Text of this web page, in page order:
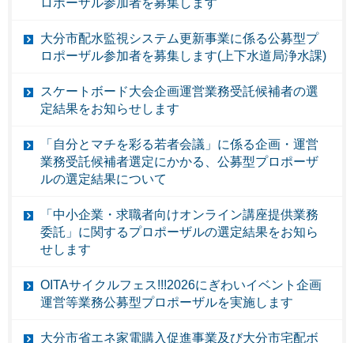
ロポーザル参加者を募集します
大分市配水監視システム更新事業に係る公募型プ
ロポーザル参加者を募集します(上下水道局浄水課)
スケートボード大会企画運営業務受託候補者の選
定結果をお知らせします
「自分とマチを彩る若者会議」に係る企画・運営
業務受託候補者選定にかかる、公募型プロポーザ
ルの選定結果について
「中小企業・求職者向けオンライン講座提供業務
委託」に関するプロポーザルの選定結果をお知ら
せします
OITAサイクルフェス!!!2026にぎわいイベント企画
運営等業務公募型プロポーザルを実施します
大分市省エネ家電購入促進事業及び大分市宅配ボ